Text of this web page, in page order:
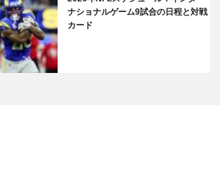
ナショナルゲーム9試合の日程と対戦
カード